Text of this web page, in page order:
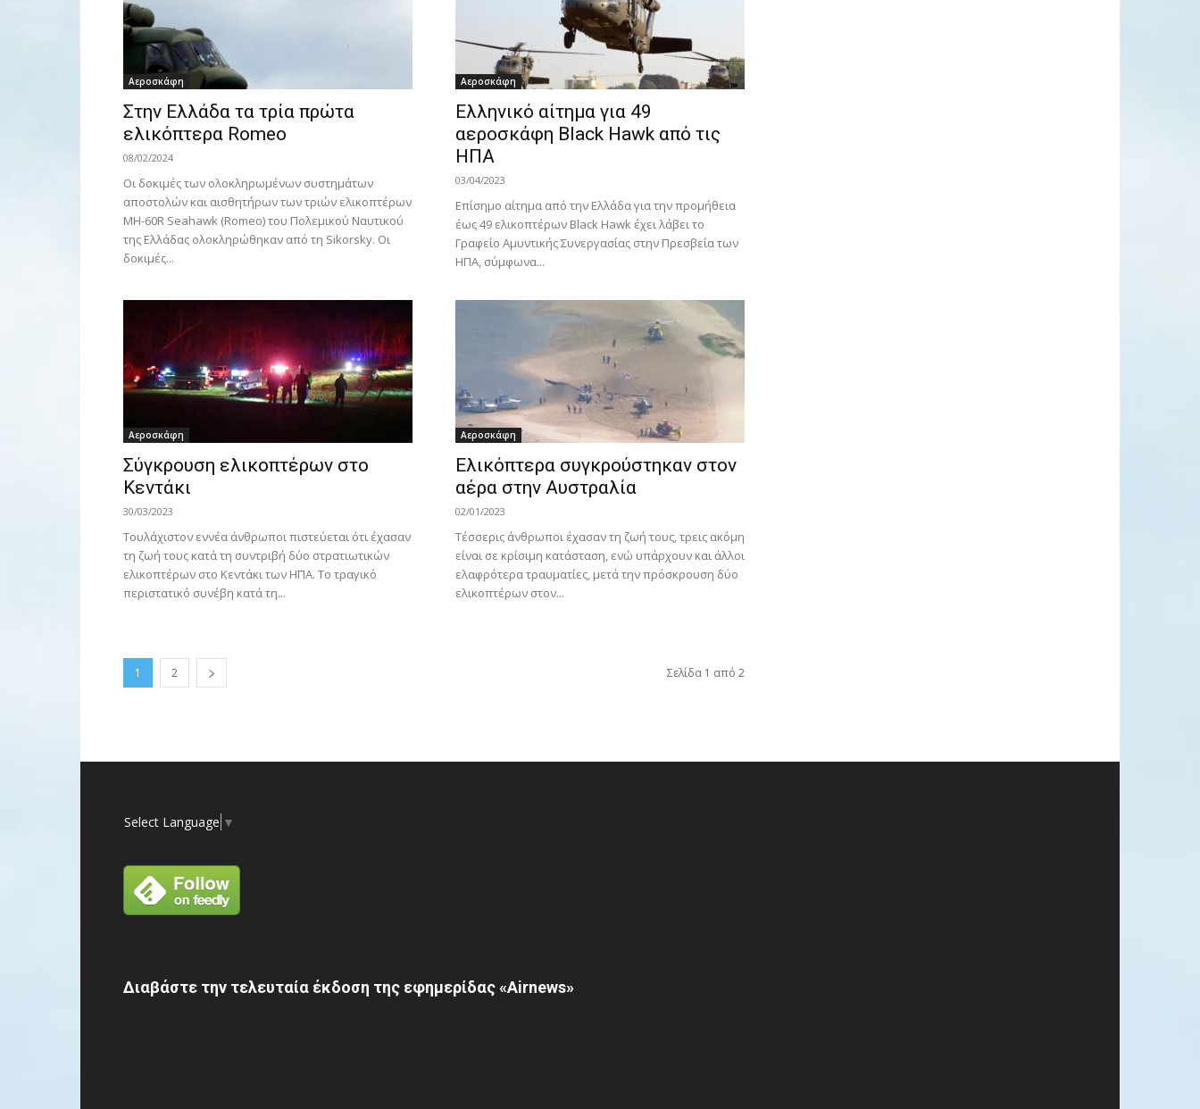
Αεροσκάφη
Στην Ελλάδα τα τρία πρώτα
ελικόπτερα Romeo
08/02/2024
Οι δοκιμές των ολοκληρωμένων συστημάτων
αποστολών και αισθητήρων των τριών ελικοπτέρων
MH-60R Seahawk (Romeo) του Πολεμικού Ναυτικού
της Ελλάδας ολοκληρώθηκαν από τη Sikorsky. Οι
δοκιμές...
Αεροσκάφη
Ελληνικό αίτημα για 49
αεροσκάφη Black Hawk από τις
ΗΠΑ
03/04/2023
Επίσημο αίτημα από την Ελλάδα για την προμήθεια
έως 49 ελικοπτέρων Black Hawk έχει λάβει το
Γραφείο Αμυντικής Συνεργασίας στην Πρεσβεία των
ΗΠΑ, σύμφωνα...
Αεροσκάφη
Σύγκρουση ελικοπτέρων στο
Κεντάκι
30/03/2023
Τουλάχιστον εννέα άνθρωποι πιστεύεται ότι έχασαν
τη ζωή τους κατά τη συντριβή δύο στρατιωτικών
ελικοπτέρων στο Κεντάκι των ΗΠΑ. Το τραγικό
περιστατικό συνέβη κατά τη...
Αεροσκάφη
Ελικόπτερα συγκρούστηκαν στον
αέρα στην Αυστραλία
02/01/2023
Τέσσερις άνθρωποι έχασαν τη ζωή τους, τρεις ακόμη
είναι σε κρίσιμη κατάσταση, ενώ υπάρχουν και άλλοι
ελαφρότερα τραυματίες, μετά την πρόσκρουση δύο
ελικοπτέρων στον...
1 2 Σελίδα 1 από 2
Select Language ▼
Διαβάστε την τελευταία έκδοση της εφημερίδας «Airnews»